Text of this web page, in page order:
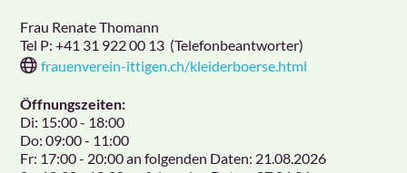
Frau Renate Thomann
Tel P:+41 31 922 00 13 (Telefonbeantworter)
frauenverein-ittigen.ch/kleiderboerse.html
Öffnungszeiten:
Di: 15:00 - 18:00
Do: 09:00 - 11:00
Fr: 17:00 - 20:00 an folgenden Daten: 21.08.2026